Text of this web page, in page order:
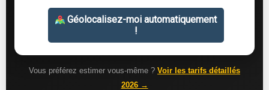
Vous préférez estimer vous-même ? Voir les tarifs détaillés
2026 →